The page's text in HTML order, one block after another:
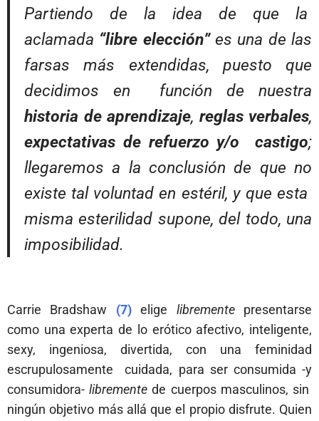
Partiendo de la idea de que la
aclamada “libre elección”es una de las
farsas más extendidas, puesto que
decidimos en función de nuestra
historia de aprendizaje, reglas verbales,
expectativas de refuerzo y/o castigo;
llegaremos a la conclusión de que no
existe tal voluntad en estéril, y que esta
misma esterilidad supone, del todo, una
imposibilidad.
Carrie Bradshaw (7)elige libremente presentarse
como una experta de lo erótico afectivo, inteligente,
sexy, ingeniosa, divertida, con una feminidad
escrupulosamente cuidada, para ser consumida -y
consumidora-librementede cuerpos masculinos, sin
ningún objetivo más allá que el propio disfrute. Quien